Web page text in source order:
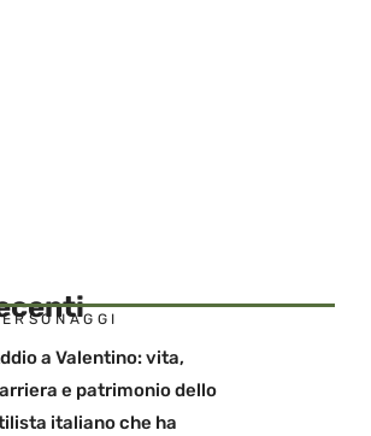
a Valentino: vita,
e patrimonio dello
italiano che ha